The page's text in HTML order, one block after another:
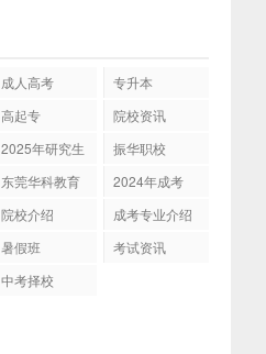
成人高考
专升本
高起专
院校资讯
2025年研究生
振华职校
东莞华科教育
2024年成考
院校介绍
成考专业介绍
暑假班
考试资讯
中考择校